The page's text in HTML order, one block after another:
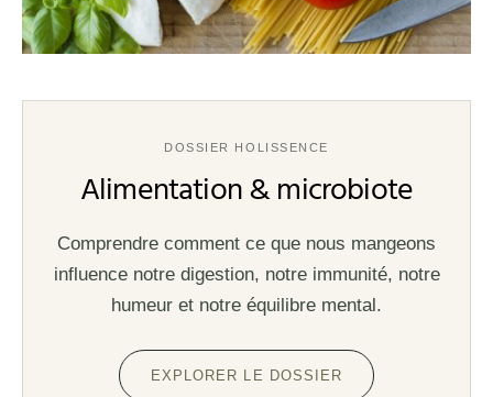
DOSSIER HOLISSENCE
Alimentation & microbiote
Comprendre comment ce que nous mangeons
influence notre digestion, notre immunité, notre
humeur et notre équilibre mental.
EXPLORER LE DOSSIER